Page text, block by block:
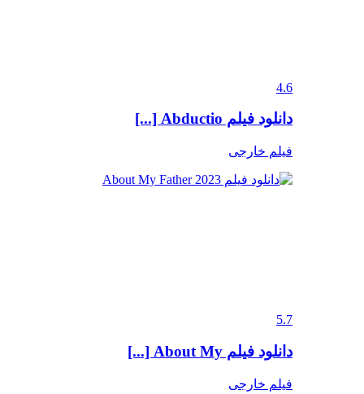
4.6
دانلود فیلم Abductio [...]
فیلم خارجی
5.7
دانلود فیلم About My [...]
فیلم خارجی